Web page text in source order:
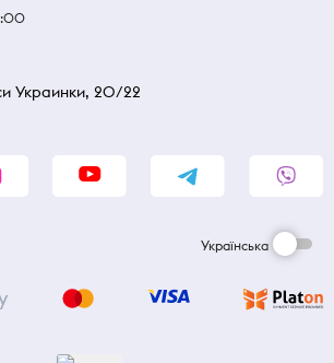
Украинки, 20/22
Українська